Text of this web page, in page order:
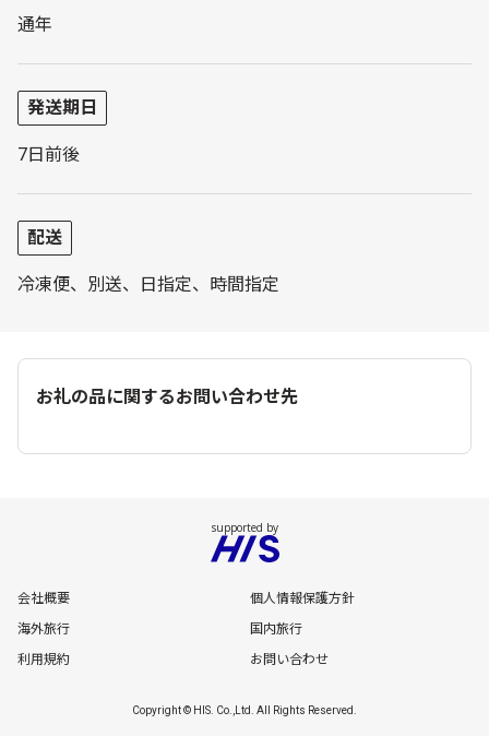
通年
発送期日
7日前後
配送
冷凍便、別送、日指定、時間指定
お礼の品に関するお問い合わせ先
会社概要
個人情報保護方針
海外旅行
国内旅行
利用規約
お問い合わせ
Copyright © HIS. Co.,Ltd. All Rights Reserved.